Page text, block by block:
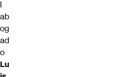
l
ab
og
ad
o
Lu